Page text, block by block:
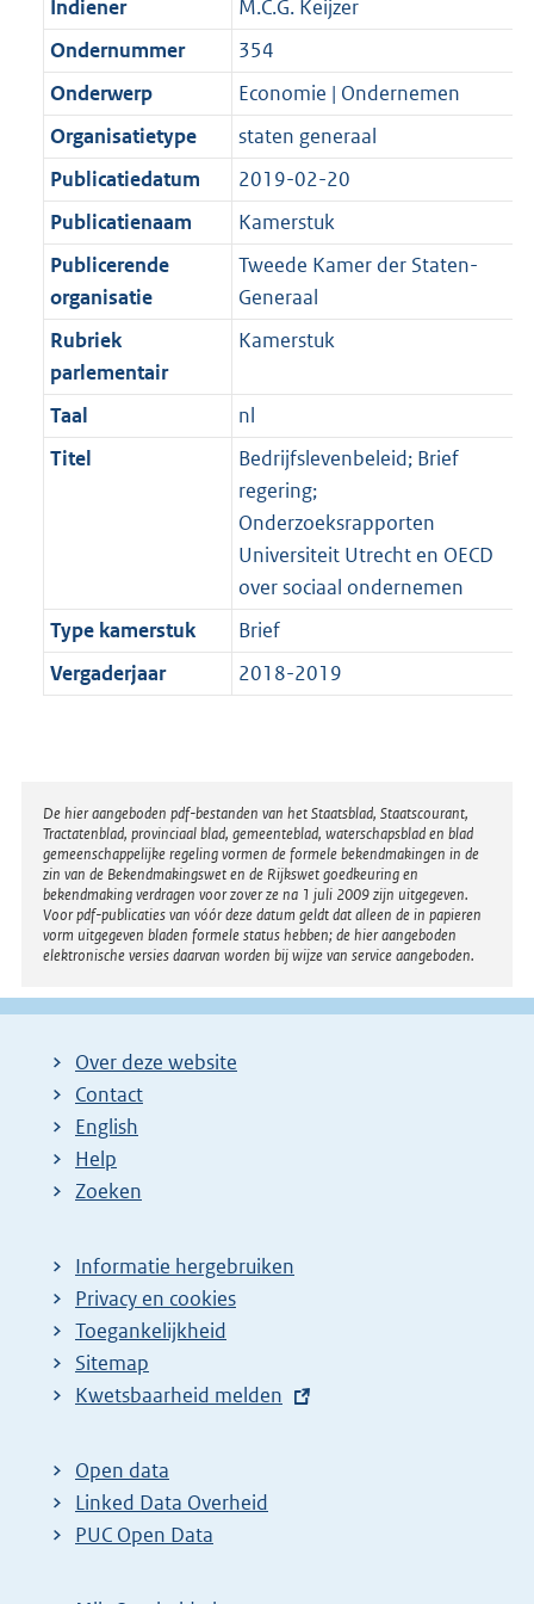
Indiener
M.C.G. Keijzer
Ondernummer
354
Onderwerp
Economie | Ondernemen
Organisatietype
staten generaal
Publicatiedatum
2019-02-20
Publicatienaam
Kamerstuk
Publicerende
organisatie
Tweede Kamer der Staten-
Generaal
Rubriek
parlementair
Kamerstuk
Taal
nl
Titel
Bedrijfslevenbeleid; Brief
regering;
Onderzoeksrapporten
Universiteit Utrecht en OECD
over sociaal ondernemen
Type kamerstuk
Brief
Vergaderjaar
2018-2019
Disclaimer
De hier aangeboden pdf-bestanden van het Staatsblad, Staatscourant,
Tractatenblad, provinciaal blad, gemeenteblad, waterschapsblad en blad
gemeenschappelijke regeling vormen de formele bekendmakingen in de
zin van de Bekendmakingswet en de Rijkswet goedkeuring en
bekendmaking verdragen voor zover ze na 1 juli 2009 zijn uitgegeven.
Voor pdf-publicaties van vóór deze datum geldt dat alleen de in papieren
vorm uitgegeven bladen formele status hebben; de hier aangeboden
elektronische versies daarvan worden bij wijze van service aangeboden.
Over deze website
Contact
English
Help
Zoeken
Informatie hergebruiken
Privacy en cookies
Toegankelijkheid
Sitemap
E
t
e
r
Kwetsbaarheid melden
Open data
Linked Data Overheid
PUC Open Data